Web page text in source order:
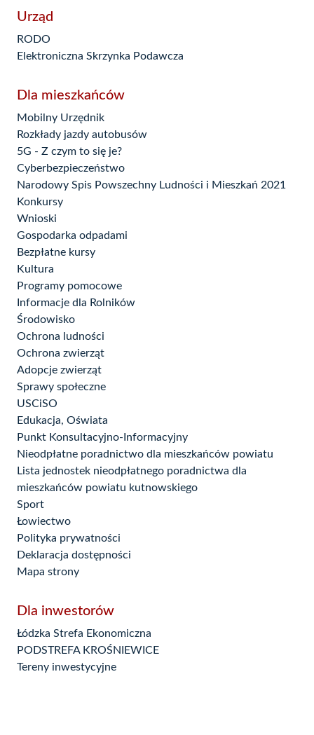
Urząd
RODO
Elektroniczna Skrzynka Podawcza
Dla mieszkańców
Mobilny Urzędnik
Rozkłady jazdy autobusów
5G - Z czym to się je?
Cyberbezpieczeństwo
Narodowy Spis Powszechny Ludności i Mieszkań 2021
Konkursy
Wnioski
Gospodarka odpadami
Bezpłatne kursy
Kultura
Programy pomocowe
Informacje dla Rolników
Środowisko
Ochrona ludności
Ochrona zwierząt
Adopcje zwierząt
Sprawy społeczne
USCiSO
Edukacja, Oświata
Punkt Konsultacyjno-Informacyjny
Nieodpłatne poradnictwo dla mieszkańców powiatu
Lista jednostek nieodpłatnego poradnictwa dla
mieszkańców powiatu kutnowskiego
Sport
Łowiectwo
Polityka prywatności
Deklaracja dostępności
Mapa strony
Dla inwestorów
Łódzka Strefa Ekonomiczna
PODSTREFA KROŚNIEWICE
Tereny inwestycyjne